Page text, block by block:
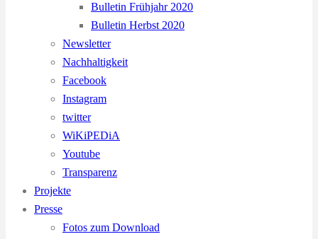
Bulletin Frühjahr 2020
Bulletin Herbst 2020
Newsletter
Nachhaltigkeit
Facebook
Instagram
twitter
WiKiPEDiA
Youtube
Transparenz
Projekte
Presse
Fotos zum Download